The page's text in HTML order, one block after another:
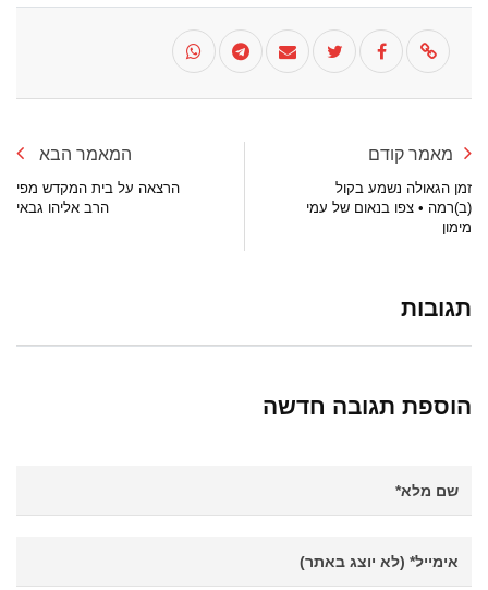
מאמר קודם
זמן הגאולה נשמע בקול
(ב)רמה • צפו בנאום של עמי
מימון
המאמר הבא
הרצאה על בית המקדש מפי
הרב אליהו גבאי
תגובות
הוספת תגובה חדשה